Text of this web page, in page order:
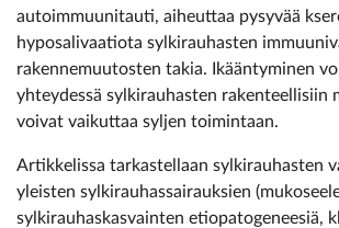
autoimmuunitauti, aiheuttaa pysyvää
hyposalivaatiota sylkirauhasten
rakennemuutosten takia. Ikääntyminen
yhteydessä sylkirauhasten rakenteellisiin
voivat vaikuttaa syljen toimintaan.
Artikkelissa tarkastellaan sylkirauhasten
yleisten sylkirauhassairauksien
sylkirauhaskasvainten etiopatogeneesiä,